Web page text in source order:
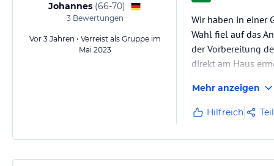
Johannes (66-70)
3Bewertungen
Vor 3 Jahren • Verreist als Gruppe im
Mai 2023
Wir haben in einer
Wahl fiel auf das
der Vorbereitung
direkt am Haus
Mehr anzeigen
Hilfreich